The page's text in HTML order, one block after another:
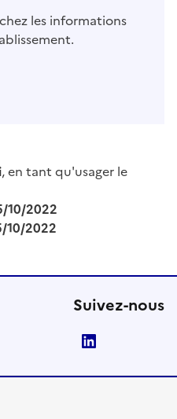
les informations
, en tant qu'usager le
10/2022
10/2022
Suivez-nous